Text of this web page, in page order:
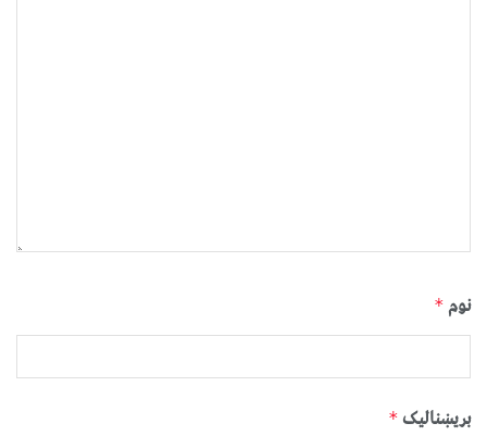
نوم *
بریښنالیک *